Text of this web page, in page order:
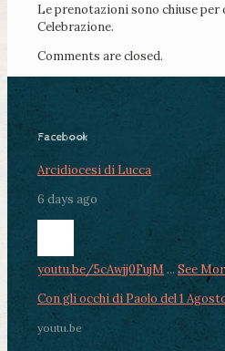
Le prenotazioni sono chiuse per
Celebrazione.
Comments are closed.
Facebook
Arcidiocesi di Lucca
6 days ago
youtu.be/5cAwjj0FujM ... See
Con gli occhi di Paolo del 1
youtu.be